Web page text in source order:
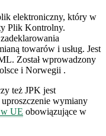
elektroniczny, który w
Plik Kontrolny.
towarów i usług. Jest
Został wprowadzony
i Norwegii .
też JPK jest
wymiany
UE obowiązujące w